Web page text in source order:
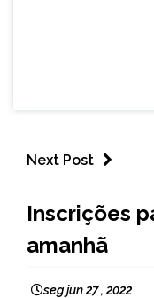
Next Post
NOTÍCIAS
Inscrições
amanhã
seg jun 27 , 2022